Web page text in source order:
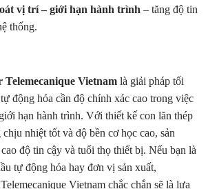
vị trí – giới hạn hành trình – tăng độ tin
thống.
Vietnam là giải pháp tối
động hóa cần độ chính xác cao trong việc
hạn hành trình. Với thiết kế con lăn thép
nhiệt tốt và độ bền cơ học cao, sản
độ tin cậy và tuổi thọ thiết bị. Nếu bạn là
tự động hóa hay đơn vị sản xuất,
Vietnam chắc chắn sẽ là lựa